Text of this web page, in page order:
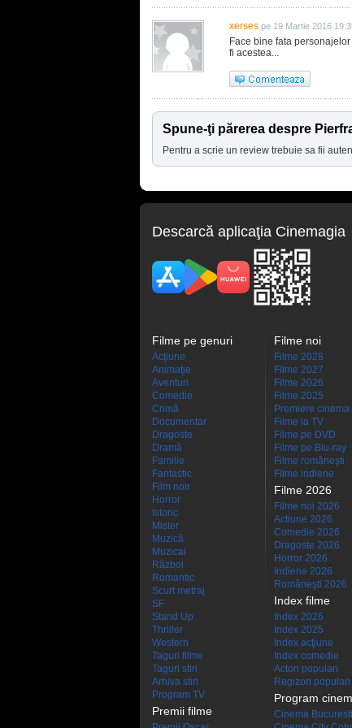
xerses pe 19 Martie 2016
Face bine fata
fi acestea...
Spune-ţi părerea despre
Pentru a scrie un review trebuie sa fii
Descarcă aplicaţia Cinemagia
Filme pe genuri
Acţiune
Animaţie
Aventuri
Comedie
Crimă
Documentar
Dragoste
Dramă
Familie
Fantastic
Film noir
Horror
Istoric
Mister
Muzică
Muzical
Război
Romantic
Scurt metraj
SF
Stand Up
Thriller
Western
Taguri filme
Taguri stiri
Arhiva stiri
Program TV
Premii filme
Filme noi
Filme 2028
Filme 2027
Filme 2026
Filme 2025
Premiere cinema
Filme la TV
Filme pe DVD
Filme pe Blu-ray
Filme româneşti
Filme indiene
Filme 2026
Filme noi 2026
Actiune 2026
Comedie 2026
Dragoste 2026
Horror 2026
Indiene 2026
Româneşti 2026
Index filme
Index 2026
Index 2025
Index acţiune
Index comedie
Actori populari
Regizori populari
Program
Cinema Bucuresti